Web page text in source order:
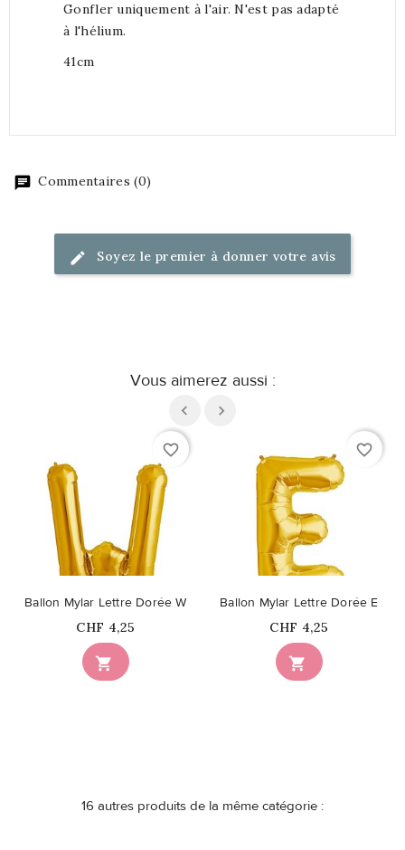
Gonfler uniquement à l'air. N'est pas adapté
à l'hélium.
41cm
Commentaires (0)
Soyez le premier à donner votre avis
Vous aimerez aussi :
favorite_border

Ballon Mylar Lettre Dorée W
Prix
CHF 4,25
favorite_border

Ballon Mylar Lettre Dorée E
Prix
CHF 4,25
16 autres produits de la même catégorie :